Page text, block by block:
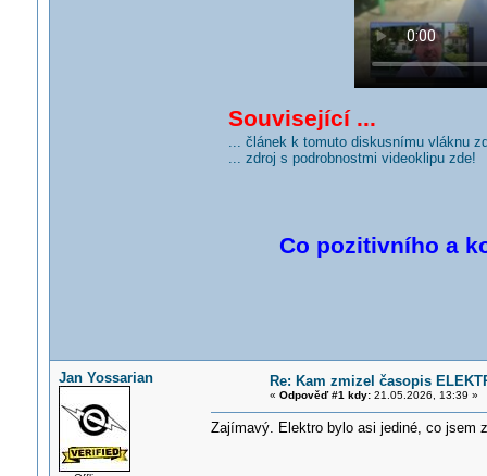
Související ...
... článek k tomuto diskusnímu vláknu
... zdroj s podrobnostmi videoklipu zde!
Co pozitivního a
Jan Yossarian Re: Kam zmizel časopis
« Odpověď #1 kdy:21.05.2026, 13:39 »
Zajímavý. Elektro bylo asi jediné, co jsem